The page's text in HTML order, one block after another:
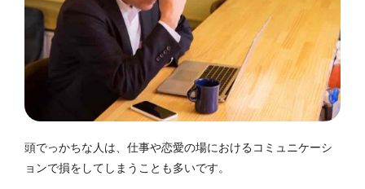
頭でっかちな人は、仕事や恋愛の場におけるコミュニケーシ
ョンで損をしてしまうことも多いです。